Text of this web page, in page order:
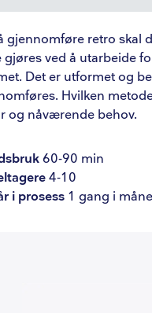
Forberedelser
Digitalt
Fysisk
Veiledning til bruk
Steg 2: Hva har skjedd
Steg 3. Skriv lapper
gjennomføre retro skal
gjøres ved å utarbeide
Det er utformet og
Hvilken
og nåværende behov.
60-90 min
4-10
i prosess 1 gang i